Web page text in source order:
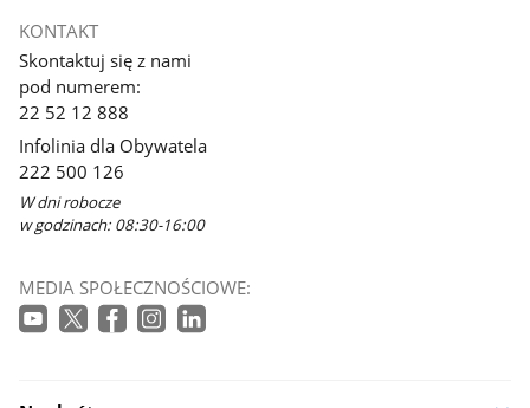
KONTAKT
Skontaktuj się z nami
pod numerem:
22 52 12 888
Infolinia dla Obywatela
222 500 126
W dni robocze
w godzinach: 08:30-16:00
MEDIA SPOŁECZNOŚCIOWE: